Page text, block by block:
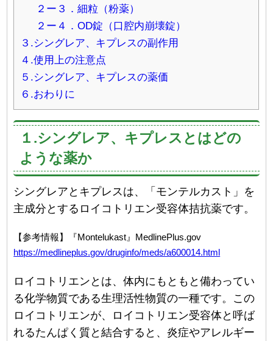
２ー３．細粒（粉薬）
２ー４．OD錠（口腔内崩壊錠）
３.シングレア、キプレスの副作用
４.使用上の注意点
５.シングレア、キプレスの薬価
６.おわりに
１.シングレア、キプレスとはどの
ような薬か
シングレアとキプレスは、「モンテルカスト」を
主成分とするロイコトリエン受容体拮抗薬です。
【参考情報】『Montelukast』MedlinePlus.gov
https://medlineplus.gov/druginfo/meds/a600014.html
ロイコトリエンとは、体内にもともと備わってい
る化学物質である生理活性物質の一種です。この
ロイコトリエンが、ロイコトリエン受容体と呼ば
れるたんぱく質と結合すると、炎症やアレルギー